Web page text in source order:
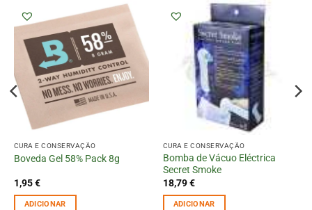
CURA E CONSERVAÇÃO
Boveda Gel 58% Pack 8g
1,95€
ADICIONAR
CURA E CONSERVAÇÃO
Bomba de Vácuo Eléctrica
Secret Smoke
18,79€
ADICIONAR